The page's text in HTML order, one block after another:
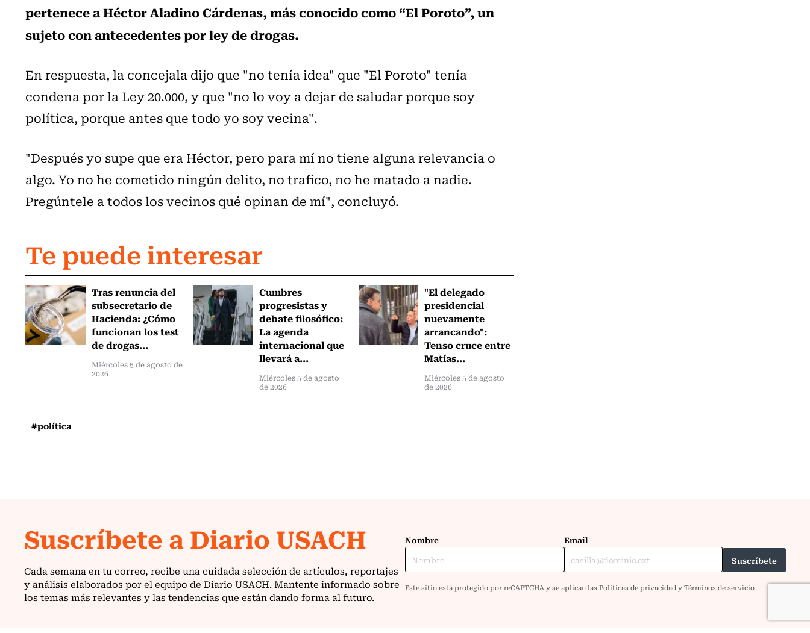
pertenece a Héctor Aladino Cárdenas, más conocido como “El Poroto”, un
sujeto con antecedentes por ley de drogas.
En respuesta, la concejala dijo que "no tenía idea" que "El Poroto" tenía
condena por la Ley 20.000, y que "no lo voy a dejar de saludar porque soy
política, porque antes que todo yo soy vecina".
"Después yo supe que era Héctor, pero para mí no tiene alguna relevancia o
algo. Yo no he cometido ningún delito, no trafico, no he matado a nadie.
Pregúntele a todos los vecinos qué opinan de mí", concluyó.
Te puede interesar
Tras renuncia del
subsecretario de
Hacienda: ¿Cómo
funcionan los test
de drogas...
Miércoles 5 de agosto de
2026
Cumbres
progresistas y
debate filosófico:
La agenda
internacional que
llevará a...
Miércoles 5 de agosto
de 2026
"El delegado
presidencial
nuevamente
arrancando":
Tenso cruce entre
Matías...
Miércoles 5 de agosto
de 2026
#política